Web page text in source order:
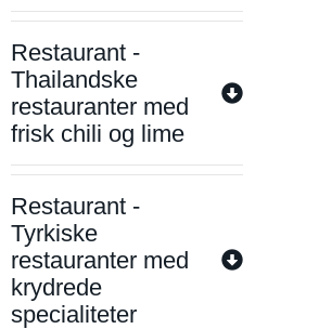
Restaurant -
Thailandske
restauranter med
frisk chili og lime
Restaurant -
Tyrkiske
restauranter med
krydrede
specialiteter